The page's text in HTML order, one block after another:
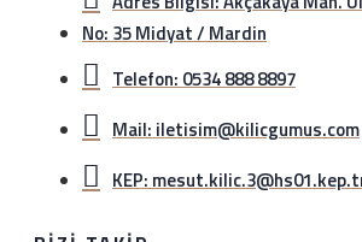
No: 35 Midyat / Mardin
Telefon: 0534 888 8897
Mail: iletisim@kilicgumus.com
KEP: